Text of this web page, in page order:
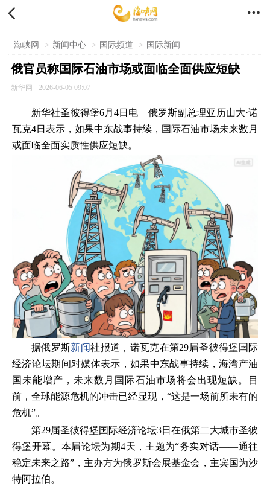
 
海峡网 > 新闻中心 > 国际频道 > 国际新闻
俄官员称国际石油市场或面临全面供应短缺
新华网 2026-06-05 09:07
新华社圣彼得堡6月4日电 俄罗斯副总理亚历山大·诺
瓦克4日表示，如果中东战事持续，国际石油市场未来数月
或面临全面实质性供应短缺。
据俄罗斯新闻社报道，诺瓦克在第29届圣彼得堡国际
经济论坛期间对媒体表示，如果中东战事持续，海湾产油
国未能增产，未来数月国际石油市场将会出现短缺。目
前，全球能源危机的冲击已经显现，“这是一场前所未有的
危机”。
第29届圣彼得堡国际经济论坛3日在俄第二大城市圣彼
得堡开幕。本届论坛为期4天，主题为“务实对话——通往
稳定未来之路”，主办方为俄罗斯会展基金会，主宾国为沙
特阿拉伯。